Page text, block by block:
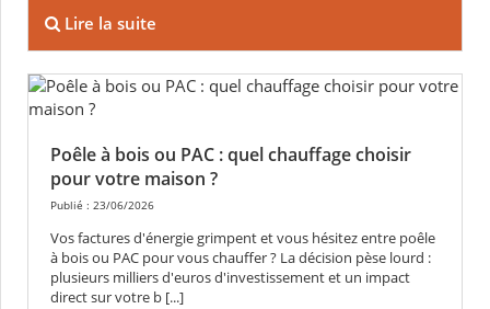
Lire la suite
Poêle à bois ou PAC : quel chauffage choisir
pour votre maison ?
Publié : 23/06/2026
Vos factures d'énergie grimpent et vous hésitez entre poêle
à bois ou PAC pour vous chauffer ? La décision pèse lourd :
plusieurs milliers d'euros d'investissement et un impact
direct sur votre b [...]